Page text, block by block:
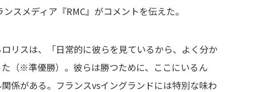
スメディア『RMC』がコメントを伝えた。
リスは、「日常的に彼らを見ているから、よく分か
（※準優勝）。彼らは勝つために、ここにいるん
係がある。フランスvsイングランドには特別な味わ